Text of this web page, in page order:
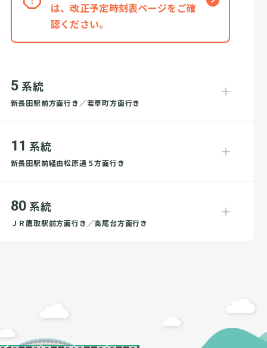
は、改正予定時刻表ページをご確
認ください。
5 系統
新長田駅前方面行き／若草町方面行き
11 系統
新長田駅前経由松原通５方面行き
80 系統
ＪＲ鷹取駅前方面行き／高尾台方面行き